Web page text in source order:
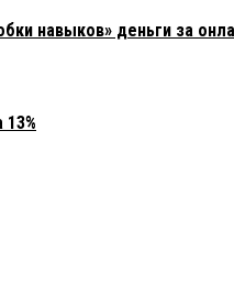
навыков» деньги за